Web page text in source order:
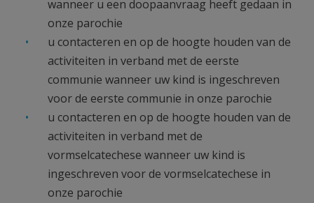
wanneer u een doopaanvraag heeft gedaan in
onze parochie
u contacteren en op de hoogte houden van de
activiteiten in verband met de eerste
communie wanneer uw kind is ingeschreven
voor de eerste communie in onze parochie
u contacteren en op de hoogte houden van de
activiteiten in verband met de
vormselcatechese wanneer uw kind is
ingeschreven voor de vormselcatechese in
onze parochie